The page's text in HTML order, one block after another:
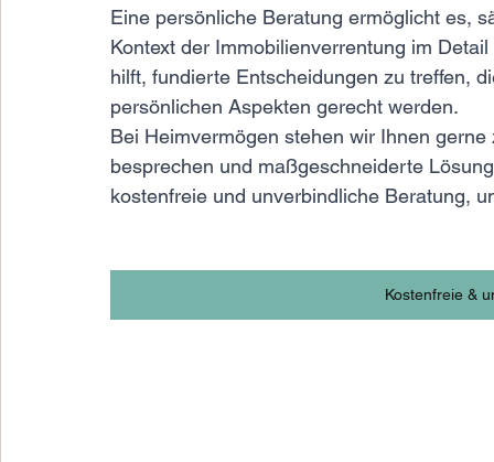
Eine persönliche Beratung ermöglicht es,
Kontext der Immobilienverrentung im
hilft, fundierte Entscheidungen zu treffen,
persönlichen Aspekten gerecht werden.
Bei Heimvermögen stehen wir Ihnen
besprechen und maßgeschneiderte
kostenfreie und unverbindliche Beratung,
Kostenfreie &